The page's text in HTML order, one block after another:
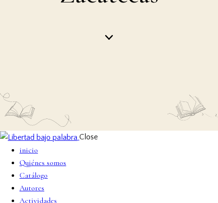
Close
inicio
Quiénes somos
Catálogo
Autores
Actividades